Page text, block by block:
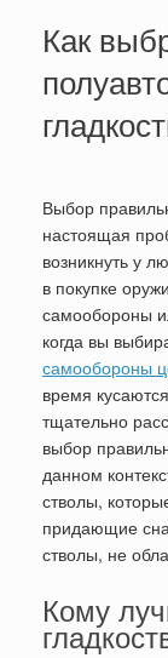
Как
Выбор
настоящая
возникнуть у
в покупке
самообороны
когда вы
самообороны
время
тщательно
выбор
данном
стволы,
придающие
стволы, не
Кому